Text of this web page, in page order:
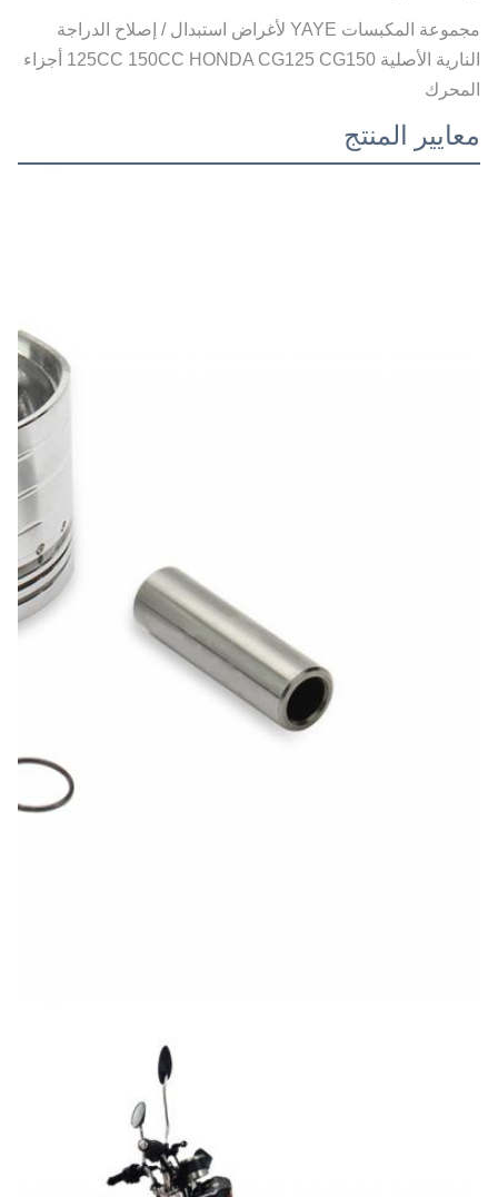
مجموعة المكبسات YAYE لأغراض استبدال / إصلاح الدراجة
النارية الأصلية 125CC 150CC HONDA CG125 CG150 أجزاء
المحرك
معايير المنتج